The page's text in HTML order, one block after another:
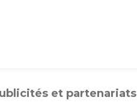
et partenariats